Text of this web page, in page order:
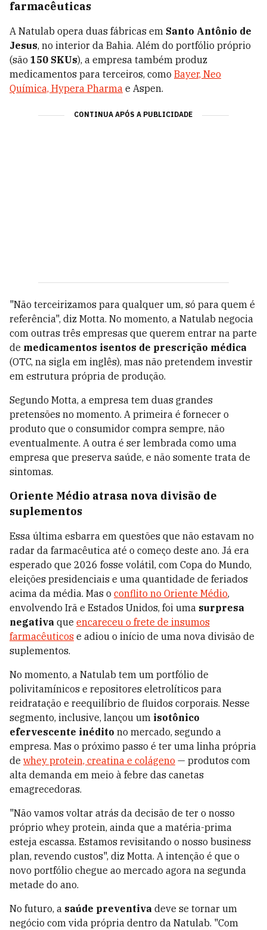
farmacêuticas
A Natulab opera duas fábricas em Santo Antônio de
Jesus, no interior da Bahia. Além do portfólio próprio
(são 150 SKUs), a empresa também produz
medicamentos para terceiros, como Bayer, Neo
Química, Hypera Pharma e Aspen.
CONTINUA APÓS A PUBLICIDADE
"Não terceirizamos para qualquer um, só para quem é
referência", diz Motta. No momento, a Natulab negocia
com outras três empresas que querem entrar na parte
de medicamentos isentos de prescrição médica
(OTC, na sigla em inglês), mas não pretendem investir
em estrutura própria de produção.
Segundo Motta, a empresa tem duas grandes
pretensões no momento. A primeira é fornecer o
produto que o consumidor compra sempre, não
eventualmente. A outra é ser lembrada como uma
empresa que preserva saúde, e não somente trata de
sintomas.
Oriente Médio atrasa nova divisão de
suplementos
Essa última esbarra em questões que não estavam no
radar da farmacêutica até o começo deste ano. Já era
esperado que 2026 fosse volátil, com Copa do Mundo,
eleições presidenciais e uma quantidade de feriados
acima da média. Mas o conflito no Oriente Médio,
envolvendo Irã e Estados Unidos, foi uma surpresa
negativa que encareceu o frete de insumos
farmacêuticos e adiou o início de uma nova divisão de
suplementos.
No momento, a Natulab tem um portfólio de
polivitamínicos e repositores eletrolíticos para
reidratação e reequilíbrio de fluidos corporais. Nesse
segmento, inclusive, lançou um isotônico
efervescente inédito no mercado, segundo a
empresa. Mas o próximo passo é ter uma linha própria
de whey protein, creatina e colágeno — produtos com
alta demanda em meio à febre das canetas
emagrecedoras.
"Não vamos voltar atrás da decisão de ter o nosso
próprio whey protein, ainda que a matéria-prima
esteja escassa. Estamos revisitando o nosso business
plan, revendo custos", diz Motta. A intenção é que o
novo portfólio chegue ao mercado agora na segunda
metade do ano.
No futuro, a saúde preventiva deve se tornar um
negócio com vida própria dentro da Natulab. "Com